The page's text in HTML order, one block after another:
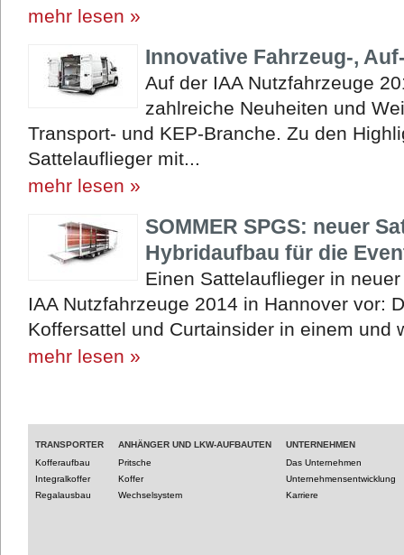
mehr lesen »
Innovative Fahrzeug-,
Auf der IAA Nutzfahrzeuge
zahlreiche Neuheiten und
Transport- und KEP-Branche. Zu den
Sattelauflieger mit...
mehr lesen »
SOMMER SPGS: neuer
Hybridaufbau für die
Einen Sattelauflieger in
IAA Nutzfahrzeuge 2014 in Hannover vor:
Koffersattel und Curtainsider in einem und
mehr lesen »
TRANSPORTER
Kofferaufbau
Integralkoffer
Regalausbau
ANHÄNGER UND LKW-AUFBAUTEN
Pritsche
Koffer
Wechselsystem
UNTERNEHMEN
Das Unternehmen
Unternehmensentwicklung
Karriere